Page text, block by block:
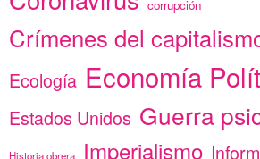
corrupción
Crímenes del
Ecología Economía
Estados Unidos Guerra
Historia obrera Imperialismo